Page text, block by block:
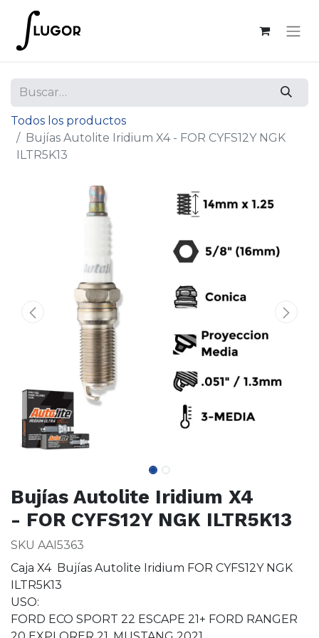
Todos los productos
Bujías Autolite Iridium X4 - FOR CYFS12Y NGK
ILTR5K13
Bujías Autolite Iridium X4
- FOR CYFS12Y NGK ILTR5K13
SKU AAI5363
Caja X4 Bujías Autolite Iridium FOR CYFS12Y NGK
ILTR5K13
USO:
FORD ECO SPORT 22 ESCAPE 21+ FORD RANGER